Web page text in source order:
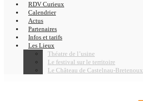
RDV Curieux
Calendrier
Actus
Partenaires
Infos et tarifs
Les Lieux
Théatre de l’usine
Le festival sur le territoire
Le Château de Castelnau-Bretenoux